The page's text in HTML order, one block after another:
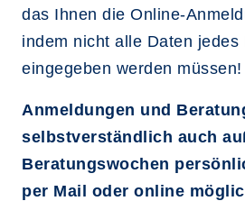
das Ihnen die Online-
indem nicht alle Daten jedes
eingegeben werden müssen!
Anmeldungen und
selbstverständlich auch
Beratungswochen
per Mail oder online